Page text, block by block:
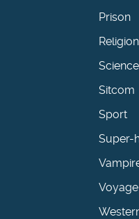
Prison
Religion
Sitcom
Sport
Super-